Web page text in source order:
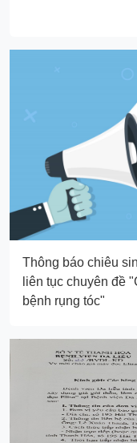
Thông báo chiêu
liên tục chuyên đề
bệnh rụng tóc"